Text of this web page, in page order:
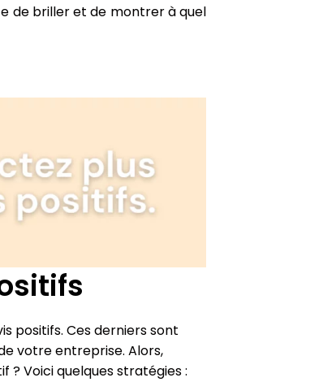
de briller et de montrer à quel
positifs. Ces derniers sont
votre entreprise. Alors,
Voici quelques stratégies :